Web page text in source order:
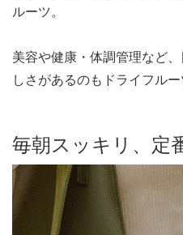
ルーツ。
美容や健康・体調管理など
しさがあるのもドライフル
毎朝スッキリ、定